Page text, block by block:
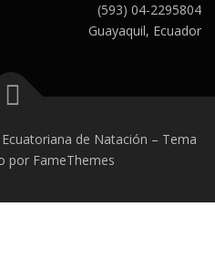
(593) 04-2295804
Guayaquil, Ecuador
de Natación – Tema
por FameThemes